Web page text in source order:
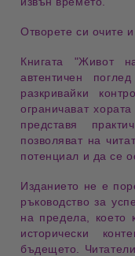
Отворете си очите
Книгата "Живот
автентичен
разкривайки
ограничават
представя
позволяват на
потенциал и да се
Изданието не е
ръководство за
на предела , което
исторически
бъдещето .